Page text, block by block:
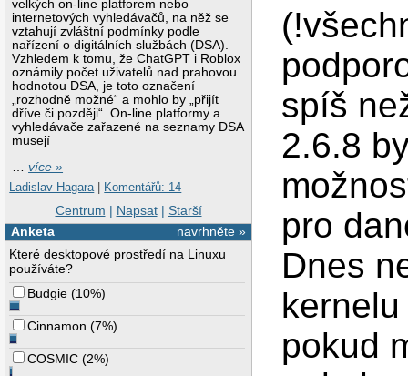
velkých on-line platforem nebo
internetových vyhledávačů, na něž se
vztahují zvláštní podmínky podle
nařízení o digitálních službách (DSA).
Vzhledem k tomu, že ChatGPT i Roblox
oznámily počet uživatelů nad prahovou
hodnotou DSA, je toto označení
„rozhodně možné“ a mohlo by „přijít
dříve či později“. On-line platformy a
vyhledávače zařazené na seznamy DSA
musejí
…více »
Ladislav Hagara | Komentářů: 14
Centrum | Napsat| Starší
navrhněte »
Anketa
Které desktopové prostředí na Linuxu
používáte?
Budgie (10%)
Cinnamon (7%)
COSMIC (2%)
spíš
2.6.8
pro
Dnes
pokud